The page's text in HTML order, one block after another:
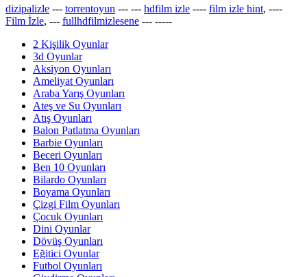
dizipalizle --- torrentoyun --- --- hdfilm izle ---- film izle hint, ----
Film İzle, --- fullhdfilmizlesene --- -----
2 Kişilik Oyunlar
3d Oyunlar
Aksiyon Oyunları
Ameliyat Oyunları
Araba Yarış Oyunları
Ateş ve Su Oyunları
Atış Oyunları
Balon Patlatma Oyunları
Barbie Oyunları
Beceri Oyunları
Ben 10 Oyunları
Bilardo Oyunları
Boyama Oyunları
Çizgi Film Oyunları
Çocuk Oyunları
Dini Oyunlar
Dövüş Oyunları
Eğitici Oyunlar
Futbol Oyunları